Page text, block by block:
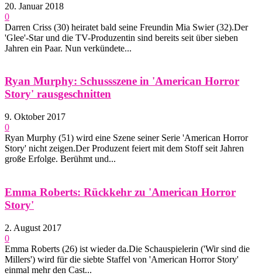
20. Januar 2018
0
Darren Criss (30) heiratet bald seine Freundin Mia Swier (32).Der
'Glee'-Star und die TV-Produzentin sind bereits seit über sieben
Jahren ein Paar. Nun verkündete...
Ryan Murphy: Schussszene in 'American Horror
Story' rausgeschnitten
9. Oktober 2017
0
Ryan Murphy (51) wird eine Szene seiner Serie 'American Horror
Story' nicht zeigen.Der Produzent feiert mit dem Stoff seit Jahren
große Erfolge. Berühmt und...
Emma Roberts: Rückkehr zu 'American Horror
Story'
2. August 2017
0
Emma Roberts (26) ist wieder da.Die Schauspielerin ('Wir sind die
Millers') wird für die siebte Staffel von 'American Horror Story'
einmal mehr den Cast...